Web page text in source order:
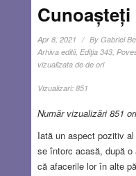
Cunoașteți
Apr 8, 2021 By Gabriel
Arhiva editii, Ediţia 343,
vizualizata de de ori
Vizualizari: 851
Număr vizualizări 851 ori
Iată un aspect pozitiv
se întorc acasă, după o
că afacerile lor în alte